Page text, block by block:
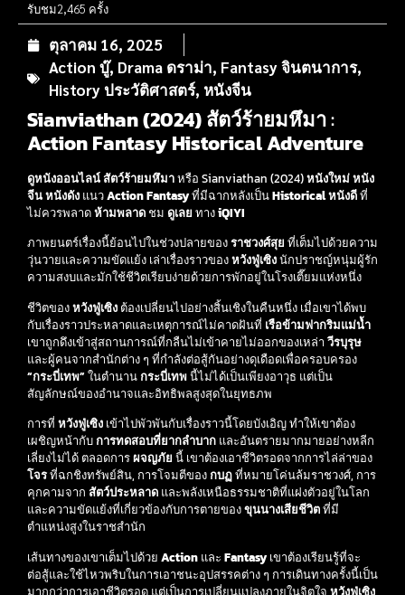
รับชม2,465 ครั้ง
ตุลาคม 16, 2025
Action บู๊, Drama ดราม่า, Fantasy จินตนาการ,
History ประวัติศาสตร์, หนังจีน
Sianviathan (2024) สัตว์ร้ายมหึมา:
ActionFantasyHistoricalAdventure
ดูหนังออนไลน์สัตว์ร้ายมหึมาหรือ Sianviathan (2024)หนังใหม่หนัง
จีนหนังดัง แนวActionFantasyที่มีฉากหลังเป็นHistoricalหนังดีที่
ไม่ควรพลาดห้ามพลาดชม ดูเลย ทางiQIYI
ภาพยนตร์เรื่องนี้ย้อนไปในช่วงปลายของราชวงศ์สุย ที่เต็มไปด้วยความ
วุ่นวายและความขัดแย้ง เล่าเรื่องราวของหวังฟู่เซิงนักปราชญ์หนุ่มผู้รัก
ความสงบและมักใช้ชีวิตเรียบง่ายด้วยการพักอยู่ในโรงเตี๊ยมแห่งหนึ่ง
ชีวิตของหวังฟู่เซิง ต้องเปลี่ยนไปอย่างสิ้นเชิงในคืนหนึ่ง เมื่อเขาได้พบ
กับเรื่องราวประหลาดและเหตุการณ์ไม่คาดฝันที่ เรือข้ามฟากริมแม่น้ำ
เขาถูกดึงเข้าสู่สถานการณ์ที่กลืนไม่เข้าคายไม่ออกของเหล่า วีรบุรุษ
และผู้คนจากสำนักต่าง ๆ ที่กำลังต่อสู้กันอย่างดุเดือดเพื่อครอบครอง
“กระบี่เทพ”ในตำนานกระบี่เทพนี้ไม่ได้เป็นเพียงอาวุธ แต่เป็น
สัญลักษณ์ของอำนาจและอิทธิพลสูงสุดในยุทธภพ
การที่ หวังฟู่เซิง เข้าไปพัวพันกับเรื่องราวนี้โดยบังเอิญ ทำให้เขาต้อง
เผชิญหน้ากับการทดสอบที่ยากลำบาก และอันตรายมากมายอย่างหลีก
เลี่ยงไม่ได้ ตลอดการผจญภัย นี้ เขาต้องเอาชีวิตรอดจากการไล่ล่าของ
โจรที่ฉกชิงทรัพย์สิน, การโจมตีของกบฏที่หมายโค่นล้มราชวงศ์, การ
คุกคามจาก สัตว์ประหลาด และพลังเหนือธรรมชาติที่แฝงตัวอยู่ในโลก
และความขัดแย้งที่เกี่ยวข้องกับการตายของขุนนางเสียชีวิตที่มี
ตำแหน่งสูงในราชสำนัก
เส้นทางของเขาเต็มไปด้วย Action และ Fantasyเขาต้องเรียนรู้ที่จะ
ต่อสู้และใช้ไหวพริบในการเอาชนะอุปสรรคต่าง ๆ การเดินทางครั้งนี้เป็น
มากกว่าการเอาชีวิตรอด แต่เป็นการเปลี่ยนแปลงภายในจิตใจ หวังฟู่เซิง